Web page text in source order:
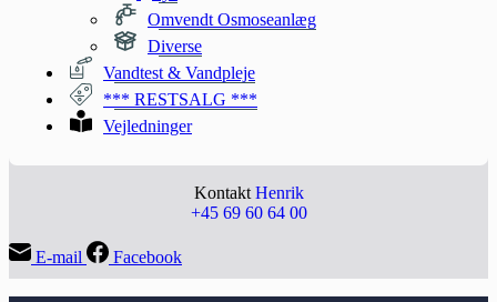
Omvendt Osmoseanlæg
Diverse
Vandtest & Vandpleje
*** RESTSALG ***
Vejledninger
Kontakt Henrik
+45 69 60 64 00
E-mail Facebook